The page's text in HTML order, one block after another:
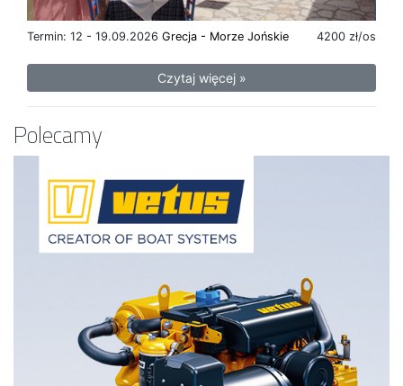
Termin: 12 - 19.09.2026 4200 zł/os
Grecja - Morze Jońskie
Czytaj więcej »
Polecamy